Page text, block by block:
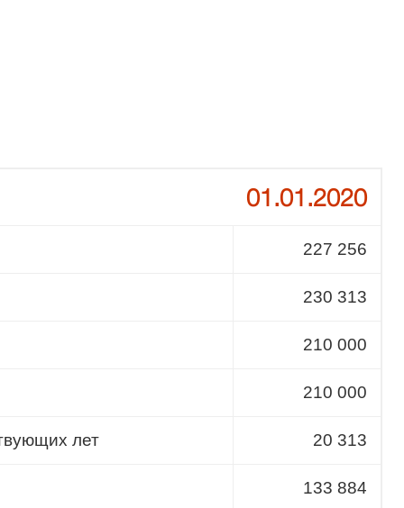
01.01.2020
227 256
230 313
210 000
210 000
лет 20 313
133 884